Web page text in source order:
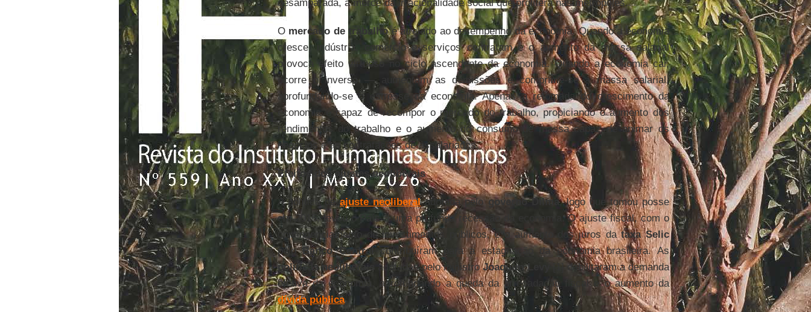
desamparada, à mercê da irracionalidade social que prolifera nas metrópoles.
O mercado de trabalhoé atrelado ao desempenho da economia. Quando a economia
cresce, indústria, comércio e serviços contratam e o aumento da massa salarial
provoca efeito virtuoso no ciclo ascendente da economia. Quando a economia cai,
ocorre o inverso — aumentam as demissões e comprime-se a massa salarial,
aprofundando-se o estresse da economia. Apenas a retomada do crescimento da
economia é capaz de recompor o mercado do trabalho, propiciando o aumento dos
rendimentos do trabalho e o aumento do consumo de massa capaz de animar os
negócios e as contratações de assalariados.
Efeitos dos ajustes neoliberais
A política deajuste neoliberaladotada pelo governo Dilma, logo que tomou posse
em 2015, levou o País a uma profunda recessão da economia. O ajuste fiscal, com o
contingenciamento de investimentos públicos, e o aumento dos juros dataxa Selic
peloBanco Centralcontribuíram para a estagnação da economia brasileira. As
políticas neoliberais
adotadas pelo ministroJoaquim Levy
[1] debilitaram a demanda
efetiva da economia, aprofundando a queda da arrecadação fiscal e o aumento da
dívida pública.